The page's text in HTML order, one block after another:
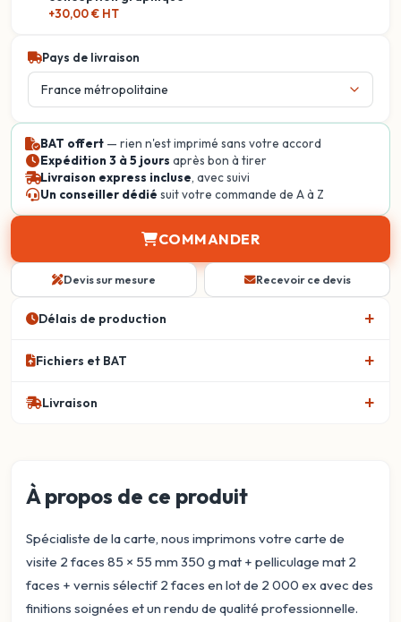
+30,00 € HT
Pays de livraison
BAT offert — rien n'est imprimé sans votre accord
Expédition 3 à 5 jours après bon à tirer
Livraison express incluse, avec suivi
Un conseiller dédié suit votre commande de A à Z
COMMANDER
Devis sur mesure Recevoir ce devis
Délais de production
Fichiers et BAT
Livraison
À propos de ce produit
Spécialiste de la carte, nous imprimons votre carte de
visite 2 faces 85 × 55 mm 350 g mat + pelliculage mat 2
faces + vernis sélectif 2 faces en lot de 2 000 ex avec des
finitions soignées et un rendu de qualité professionnelle.